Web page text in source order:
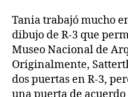
Tania trabajó mucho
dibujo de R-3 que
Museo Nacional de
Originalmente,
dos puertas en R-3,